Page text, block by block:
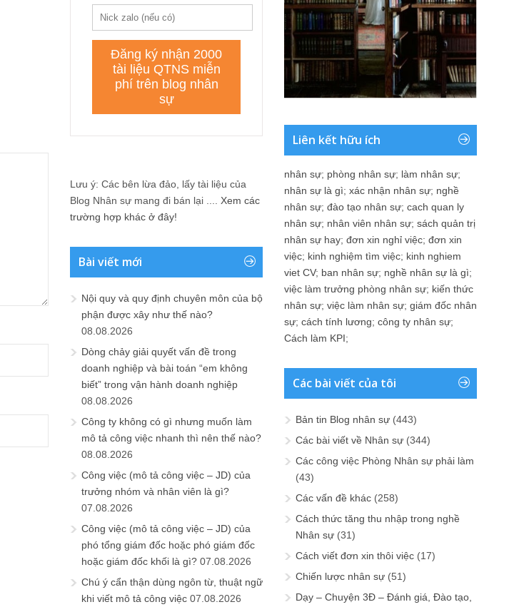
Lưu ý: Các bên lừa đảo, lấy tài liệu của
Blog Nhân sự mang đi bán lại .... Xem các
trường hợp khác ở đây!
Bài viết mới
Nội quy và quy định chuyên môn của bộ
phận được xây như thế nào?
08.08.2026
Dòng chảy giải quyết vấn đề trong
doanh nghiệp và bài toán “em không
biết” trong vận hành doanh nghiệp
08.08.2026
Công ty không có gì nhưng muốn làm
mô tả công việc nhanh thì nên thế nào?
08.08.2026
Công việc (mô tả công việc – JD) của
trưởng nhóm và nhân viên là gì?
07.08.2026
Công việc (mô tả công việc – JD) của
phó tổng giám đốc hoặc phó giám đốc
hoặc giám đốc khối là gì? 07.08.2026
Chú ý cẩn thận dùng ngôn từ, thuật ngữ
khi viết mô tả công việc 07.08.2026
Liên kết hữu ích
nhân sự; phòng nhân sự; làm nhân sự;
nhân sự là gì; xác nhận nhân sự; nghề
nhân sự; đào tạo nhân sự; cach quan ly
nhân sự; nhân viên nhân sự; sách quản trị
nhân sự hay; đơn xin nghỉ việc; đơn xin
việc; kinh nghiệm tìm việc; kinh nghiem
viet CV; ban nhân sự; nghề nhân sự là gì;
việc làm trưởng phòng nhân sự; kiến thức
nhân sự; việc làm nhân sự; giám đốc nhân
sự; cách tính lương; công ty nhân sự;
Cách làm KPI;
Các bài viết của tôi
Bản tin Blog nhân sự (443)
Các bài viết về Nhân sự (344)
Các công việc Phòng Nhân sự phải làm
(43)
Các vấn đề khác (258)
Cách thức tăng thu nhập trong nghề
Nhân sự (31)
Cách viết đơn xin thôi việc (17)
Chiến lược nhân sự (51)
Dạy – Chuyện 3Đ – Đánh giá, Đào tạo,